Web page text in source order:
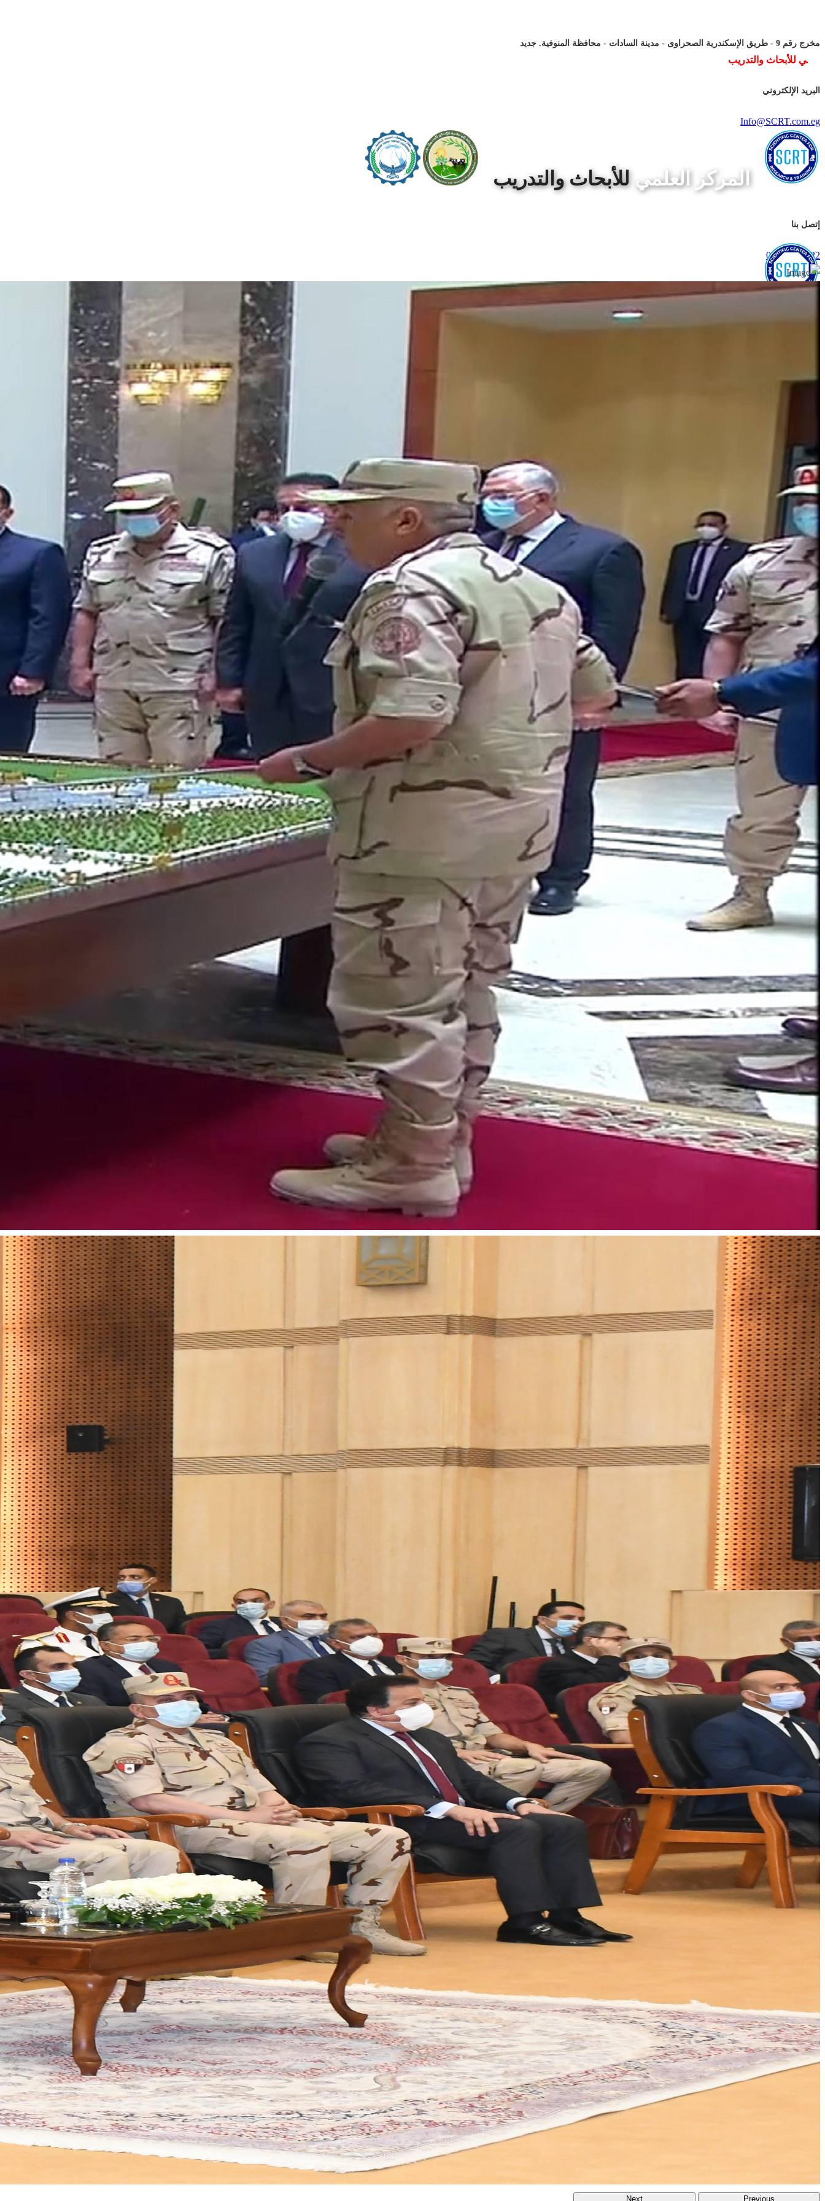
مخرج رقم 9 - طريق الإسكندرية الصحراوى - مدينة السادات - محافظة المنوفية. جديد
البريد الإلكتروني
Info@SCRT.com.eg
المركز العلمي للأبحاث والتدريب
إتصل بنا
01080971222
الرئيسية
الأخبار الأقسام الزيارات عملائنا إسئلة شائعة إتصل بنا
Previous
Next